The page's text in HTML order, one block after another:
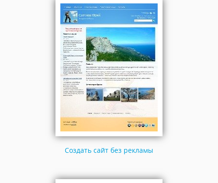
Создать сайт без рекламы